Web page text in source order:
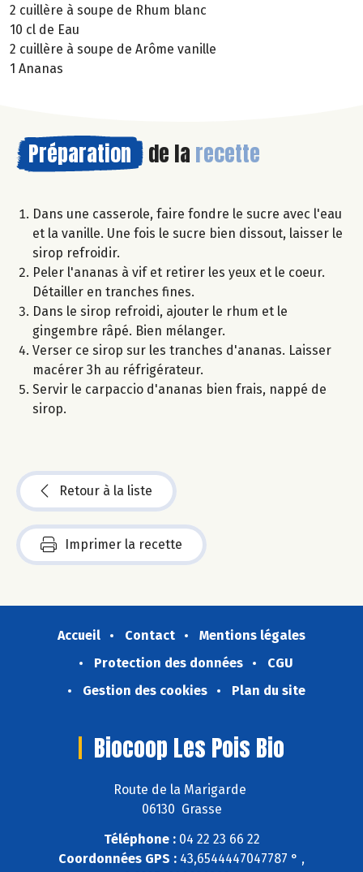
2 cuillère à soupe de Rhum blanc
10 cl de Eau
2 cuillère à soupe de Arôme vanille
1 Ananas
Préparation de la recette
Dans une casserole, faire fondre le sucre avec l'eau
et la vanille. Une fois le sucre bien dissout, laisser le
sirop refroidir.
Peler l'ananas à vif et retirer les yeux et le coeur.
Détailler en tranches fines.
Dans le sirop refroidi, ajouter le rhum et le
gingembre râpé. Bien mélanger.
Verser ce sirop sur les tranches d'ananas. Laisser
macérer 3h au réfrigérateur.
Servir le carpaccio d'ananas bien frais, nappé de
sirop.
Retour à la liste
Imprimer la recette
Accueil Contact
Mentions légales
Protection des données
CGU
Gestion des cookies
Plan du site
Biocoop Les Pois Bio
Route de la Marigarde
06130 Grasse
Téléphone :04 22 23 66 22
Coordonnées GPS : 43,6544447047787 ° ,